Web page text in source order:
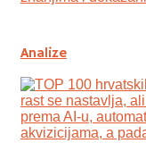
Analize